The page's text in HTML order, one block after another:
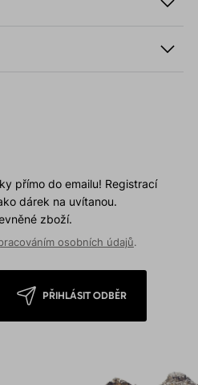
přímo do emailu! Registrací
dárek na uvítanou.
zboží.
osobních údajů.
PŘIHLÁSIT ODBĚR